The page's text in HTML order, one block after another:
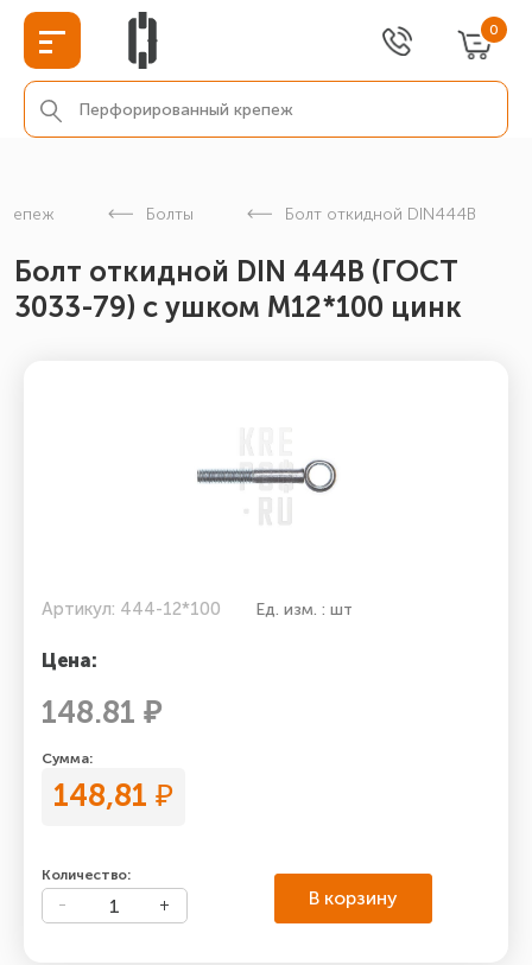
0
Болты Болт откидной DIN444B
Болт откидной DIN 444В (ГОСТ
3033-79) с ушком М12*100 цинк
Артикул: 444-12*100 Ед. изм. : шт
Цена:
148.81 ₽
Сумма:
148,81 ₽
Количество:
В корзину